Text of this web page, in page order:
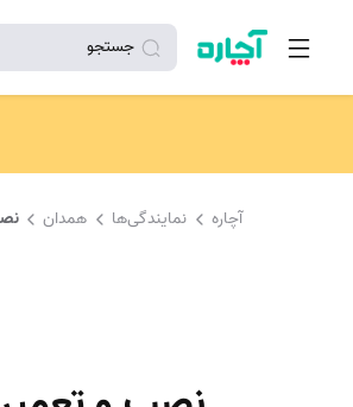
جستجو
آچاره نمایندگی‌ها همدان